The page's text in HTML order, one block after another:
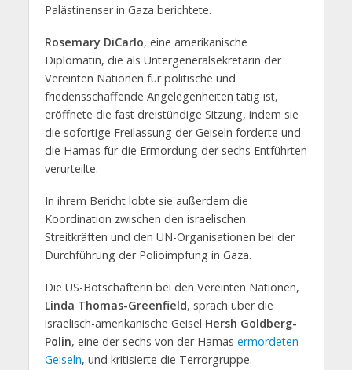
Palästinenser in Gaza berichtete.
Rosemary DiCarlo, eine amerikanische
Diplomatin, die als Untergeneralsekretärin der
Vereinten Nationen für politische und
friedensschaffende Angelegenheiten tätig ist,
eröffnete die fast dreistündige Sitzung, indem sie
die sofortige Freilassung der Geiseln forderte und
die Hamas für die Ermordung der sechs Entführten
verurteilte.
In ihrem Bericht lobte sie außerdem die
Koordination zwischen den israelischen
Streitkräften und den UN-Organisationen bei der
Durchführung der Polioimpfung in Gaza.
Die US-Botschafterin bei den Vereinten Nationen,
Linda Thomas-Greenfield, sprach über die
israelisch-amerikanische Geisel Hersh Goldberg-
Polin, eine der sechs von der Hamas ermordeten
Geiseln, und kritisierte die Terrorgruppe.